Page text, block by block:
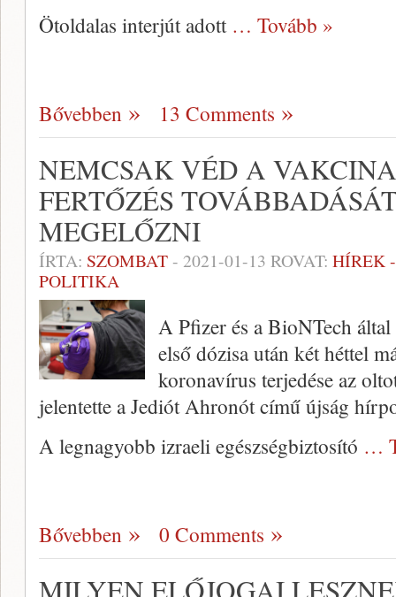
Ötoldalas interjút adott … Tovább »
Bővebben 13 Comments
NEMCSAK VÉD A
FERTŐZÉS
MEGELŐZNI
ÍRTA: SZOMBAT- 2021-01-13 ROVAT: HÍREK
POLITIKA
A Pfizer és a BioNTech
első dózisa után két héttel
koronavírus terjedése az
jelentette a Jediót Ahronót című újság
A legnagyobb izraeli egészségbiztosító …
Bővebben 0 Comments